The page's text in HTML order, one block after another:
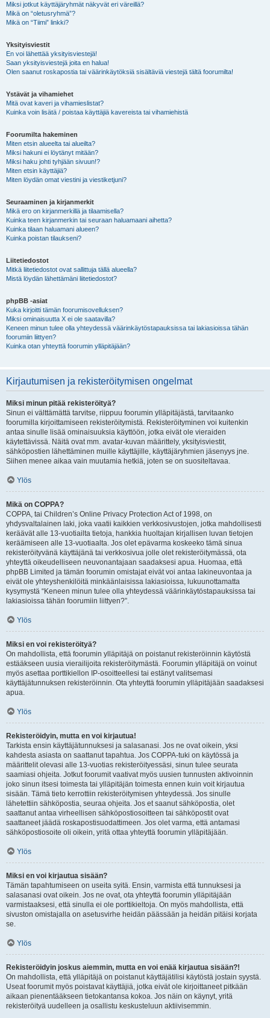
Miksi jotkut käyttäjäryhmät näkyvät eri väreillä?
Mikä on “oletusryhmä”?
Mikä on “Tiimi” linkki?
Yksityisviestit
En voi lähettää yksityisviestejä!
Saan yksityisviestejä joita en halua!
Olen saanut roskapostia tai väärinkäytöksiä sisältäviä viestejä tältä foorumilta!
Ystävät ja vihamiehet
Mitä ovat kaveri ja vihamieslistat?
Kuinka voin lisätä / poistaa käyttäjiä kavereista tai vihamiehistä
Foorumilta hakeminen
Miten etsin alueelta tai alueilta?
Miksi hakuni ei löytänyt mitään?
Miksi haku johti tyhjään sivuun!?
Miten etsin käyttäjiä?
Miten löydän omat viestini ja viestiketjuni?
Seuraaminen ja kirjanmerkit
Mikä ero on kirjanmerkillä ja tilaamisella?
Kuinka teen kirjanmerkin tai seuraan haluamaani aihetta?
Kuinka tilaan haluamani alueen?
Kuinka poistan tilaukseni?
Liitetiedostot
Mitkä liitetiedostot ovat sallittuja tällä alueella?
Mistä löydän lähettämäni liitetiedostot?
phpBB -asiat
Kuka kirjoitti tämän foorumisovelluksen?
Miksi ominaisuutta X ei ole saatavilla?
Keneen minun tulee olla yhteydessä väärinkäytöstapauksissa tai lakiasioissa tähän
foorumiin liittyen?
Kuinka otan yhteyttä foorumin ylläpitäjään?
Kirjautumisen ja rekisteröitymisen ongelmat
Miksi minun pitää rekisteröityä?
Sinun ei välttämättä tarvitse, riippuu foorumin ylläpitäjästä, tarvitaanko
foorumilla kirjoittamiseen rekisteröitymistä. Rekisteröityminen voi kuitenkin
antaa sinulle lisää ominaisuuksia käyttöön, jotka eivät ole vieraiden
käytettävissä. Näitä ovat mm. avatar-kuvan määrittely, yksityisviestit,
sähköpostien lähettäminen muille käyttäjille, käyttäjäryhmien jäsenyys jne.
Siihen menee aikaa vain muutamia hetkiä, joten se on suositeltavaa.
Ylös
Mikä on COPPA?
COPPA, tai Children’s Online Privacy Protection Act of 1998, on
yhdysvaltalainen laki, joka vaatii kaikkien verkkosivustojen, jotka mahdollisesti
keräävät alle 13-vuotiailta tietoja, hankkia huoltajan kirjallisen luvan tietojen
keräämiseen alle 13-vuotiaalta. Jos olet epävarma koskeeko tämä sinua
rekisteröityvänä käyttäjänä tai verkkosivua jolle olet rekisteröitymässä, ota
yhteyttä oikeudelliseen neuvonantajaan saadaksesi apua. Huomaa, että
phpBB Limited ja tämän foorumin omistajat eivät voi antaa lakineuvontaa ja
eivät ole yhteyshenkilöitä minkäänlaisissa lakiasioissa, lukuunottamatta
kysymystä “Keneen minun tulee olla yhteydessä väärinkäytöstapauksissa tai
lakiasioissa tähän foorumiin liittyen?”.
Ylös
Miksi en voi rekisteröityä?
On mahdollista, että foorumin ylläpitäjä on poistanut rekisteröinnin käytöstä
estääkseen uusia vierailijoita rekisteröitymästä. Foorumin ylläpitäjä on voinut
myös asettaa porttikiellon IP-osoitteellesi tai estänyt valitsemasi
käyttäjätunnuksen rekisteröinnin. Ota yhteyttä foorumin ylläpitäjään saadaksesi
apua.
Ylös
Rekisteröidyin, mutta en voi kirjautua!
Tarkista ensin käyttäjätunnuksesi ja salasanasi. Jos ne ovat oikein, yksi
kahdesta asiasta on saattanut tapahtua. Jos COPPA-tuki on käytössä ja
määrittelit olevasi alle 13-vuotias rekisteröityessäsi, sinun tulee seurata
saamiasi ohjeita. Jotkut foorumit vaativat myös uusien tunnusten aktivoinnin
joko sinun itsesi toimesta tai ylläpitäjän toimesta ennen kuin voit kirjautua
sisään. Tämä tieto kerrottiin rekisteröitymisen yhteydessä. Jos sinulle
lähetettiin sähköpostia, seuraa ohjeita. Jos et saanut sähköpostia, olet
saattanut antaa virheellisen sähköpostiosoitteen tai sähköpostit ovat
saattaneet jäädä roskapostisuodattimeen. Jos olet varma, että antamasi
sähköpostiosoite oli oikein, yritä ottaa yhteyttä foorumin ylläpitäjään.
Ylös
Miksi en voi kirjautua sisään?
Tämän tapahtumiseen on useita syitä. Ensin, varmista että tunnuksesi ja
salasanasi ovat oikein. Jos ne ovat, ota yhteyttä foorumin ylläpitäjään
varmistaaksesi, että sinulla ei ole porttikieltoja. On myös mahdollista, että
sivuston omistajalla on asetusvirhe heidän päässään ja heidän pitäisi korjata
se.
Ylös
Rekisteröidyin joskus aiemmin, mutta en voi enää kirjautua sisään?!
On mahdollista, että ylläpitäjä on poistanut käyttäjätilisi käytöstä jostain syystä.
Useat foorumit myös poistavat käyttäjiä, jotka eivät ole kirjoittaneet pitkään
aikaan pienentääkseen tietokantansa kokoa. Jos näin on käynyt, yritä
rekisteröityä uudelleen ja osallistu keskusteluun aktiivisemmin.